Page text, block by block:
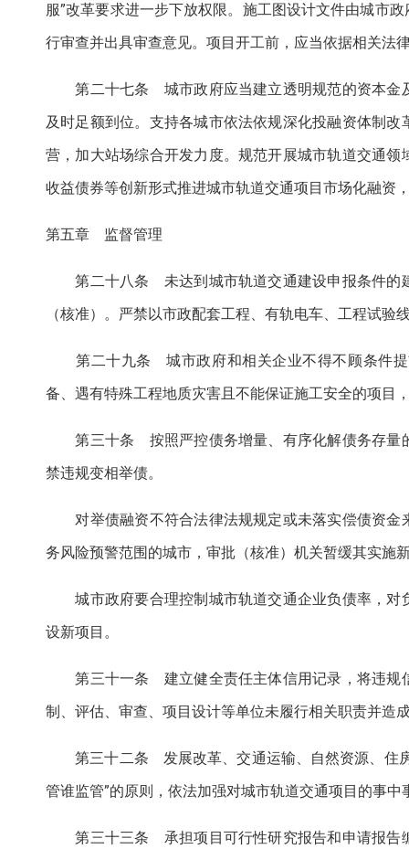
服”改革要求进一步下放权限。施工图设计文件由城市
行审查并出具审查意见。项目开工前，应当依据相关法
第二十七条 城市政府应当建立透明规范的资本金
及时足额到位。支持各城市依法依规深化投融资体制
营，加大站场综合开发力度。规范开展城市轨道交通
收益债券等创新形式推进城市轨道交通项目市场化融资
第五章 监督管理
第二十八条 未达到城市轨道交通建设申报条件的
（核准）。严禁以市政配套工程、有轨电车、工程试
第二十九条 城市政府和相关企业不得不顾条件提
备、遇有特殊工程地质灾害且不能保证施工安全的项目
第三十条 按照严控债务增量、有序化解债务存量
禁违规变相举债。
对举债融资不符合法律法规规定或未落实偿债资金
务风险预警范围的城市，审批（核准）机关暂缓其实施
城市政府要合理控制城市轨道交通企业负债率，对
设新项目。
第三十一条 建立健全责任主体信用记录，将违规
制、评估、审查、项目设计等单位未履行相关职责并造
第三十二条 发展改革、交通运输、自然资源、住房
管谁监管”的原则，依法加强对城市轨道交通项目的事中
第三十三条 承担项目可行性研究报告和申请报告